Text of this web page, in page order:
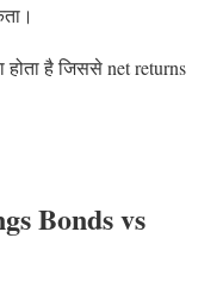
होता है जिससे net returns
Bonds vs